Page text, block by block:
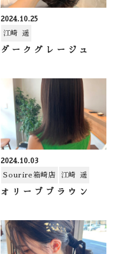
2024.10.25
江崎 遥
ダークグレージュ
2024.10.03
Sourire箱崎店
江崎 遥
オリーブブラウン